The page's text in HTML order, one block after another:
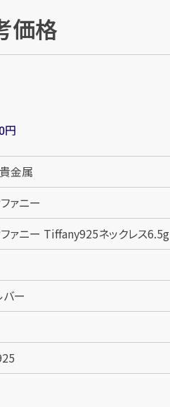
価格
円
金属
ァニー
ファニー Tiffany925ネックレス6.5g
バー